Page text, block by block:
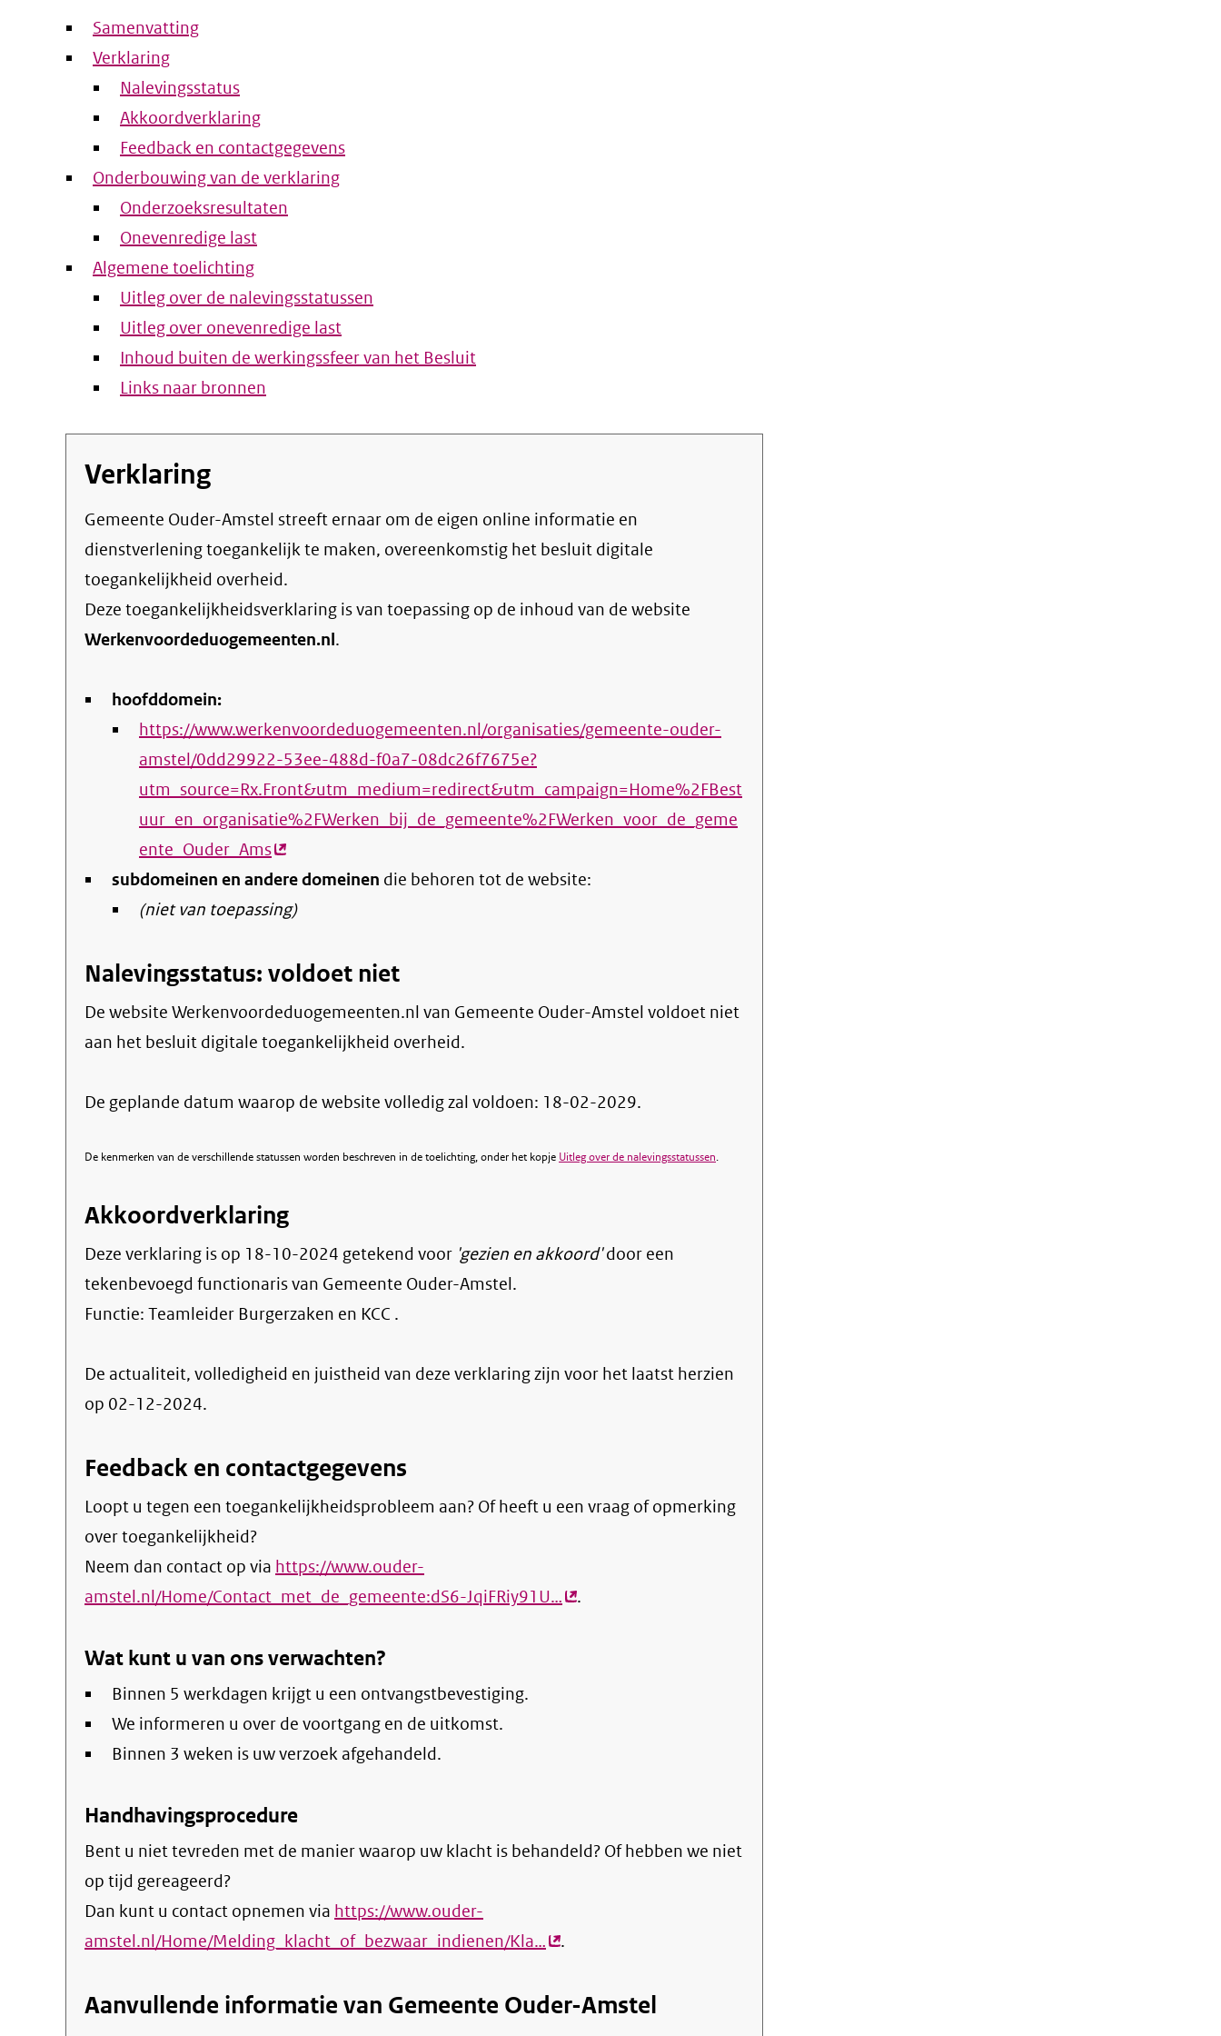
Samenvatting
Verklaring
Nalevingsstatus
Akkoordverklaring
Feedback en contactgegevens
Onderbouwing van de verklaring
Onderzoeksresultaten
Onevenredige last
Algemene toelichting
Uitleg over de nalevingsstatussen
Uitleg over onevenredige last
Inhoud buiten de werkingssfeer van het Besluit
Links naar bronnen
Verklaring
Gemeente Ouder-Amstel streeft ernaar om de eigen online informatie en
dienstverlening toegankelijk te maken, overeenkomstig het besluit digitale
toegankelijkheid overheid.
Deze toegankelijkheidsverklaring is van toepassing op de inhoud van de website
Werkenvoordeduogemeenten.nl.
hoofddomein:
https://www.werkenvoordeduogemeenten.nl/organisaties/gemeente-ouder-
amstel/0dd29922-53ee-488d-f0a7-08dc26f7675e?
utm_source=Rx.Front&utm_medium=redirect&utm_campaign=Home%2FBest
uur_en_organisatie%2FWerken_bij_de_gemeente%2FWerken_voor_de_geme
ente_Ouder_Ams(externe
link)
subdomeinen en andere domeinen die behoren tot de website:
(niet van toepassing)
Nalevingsstatus: voldoet niet
De website Werkenvoordeduogemeenten.nl van Gemeente Ouder-Amstel voldoet niet
aan het besluit digitale toegankelijkheid overheid.
De geplande datum waarop de website volledig zal voldoen: 18-02-2029.
De kenmerken van de verschillende statussen worden beschreven in de toelichting, onder het kopje Uitleg over de nalevingsstatussen.
Akkoordverklaring
Deze verklaring is op 18-10-2024 getekend voor 'gezien en akkoord'door een
tekenbevoegd functionaris van Gemeente Ouder-Amstel.
Functie: Teamleider Burgerzaken en KCC .
De actualiteit, volledigheid en juistheid van deze verklaring zijn voor het laatst herzien
op 02-12-2024.
Feedback en contactgegevens
Loopt u tegen een toegankelijkheidsprobleem aan? Of heeft u een vraag of opmerking
over toegankelijkheid?
Neem dan contact op via https://www.ouder-
amstel.nl/Home/Contact_met_de_gemeente:dS6-JqiFRiy91U…(externe
.
Wat kunt u van ons verwachten?
Binnen 5 werkdagen krijgt u een ontvangstbevestiging.
We informeren u over de voortgang en de uitkomst.
Binnen 3 weken is uw verzoek afgehandeld.
Handhavingsprocedure
Bent u niet tevreden met de manier waarop uw klacht is behandeld? Of hebben we niet
op tijd gereageerd?
Dan kunt u contact opnemen via https://www.ouder-
amstel.nl/Home/Melding_klacht_of_bezwaar_indienen/Kla…(externe
.
Aanvullende informatie van Gemeente Ouder-Amstel